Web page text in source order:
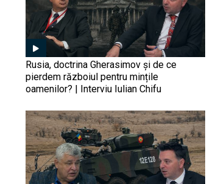
Rusia, doctrina Gherasimov și de ce
pierdem războiul pentru mințile
oamenilor? | Interviu Iulian Chifu